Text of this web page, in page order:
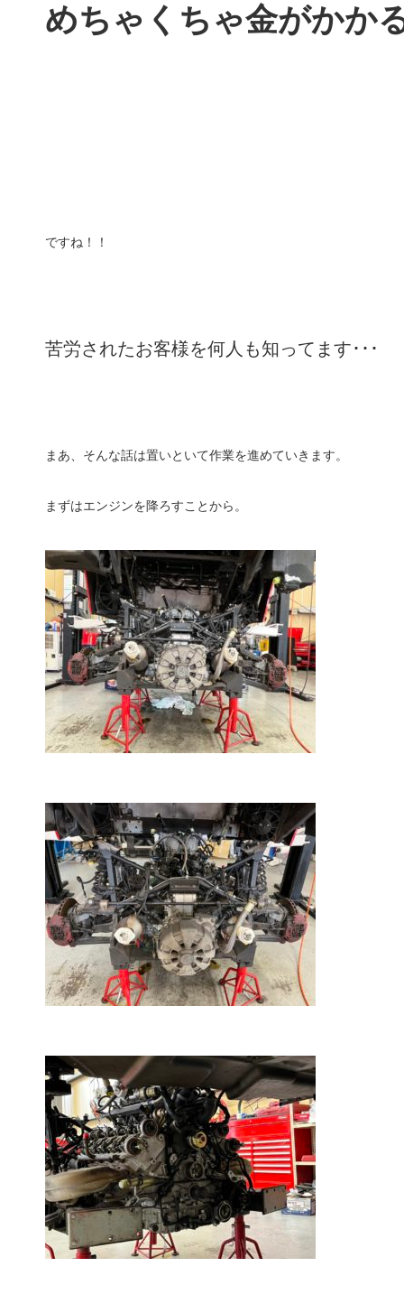
めちゃくちゃ金がかか
ですね！！
苦労されたお客様を何人も知ってます･･･
まあ、そんな話は置いといて作業を進めていきます。
まずはエンジンを降ろすことから。